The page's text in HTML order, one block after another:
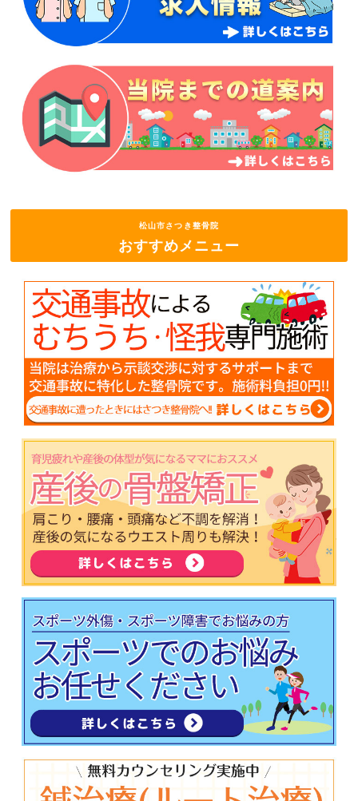
松山市さつき整骨院
おすすめメニュー